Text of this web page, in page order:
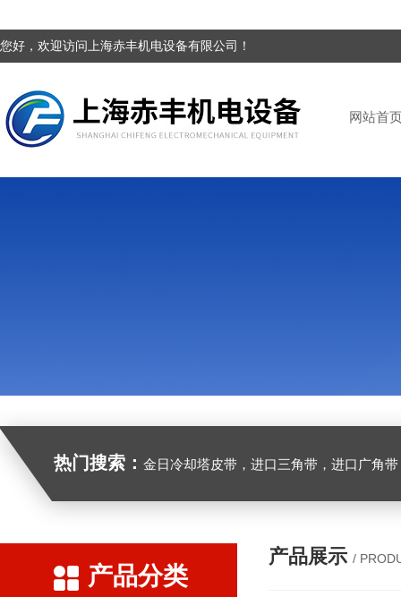
您好，欢迎访问上海赤丰机电设备有限公司！
网站首
热门搜索： 金日冷却塔皮带，进口三角带，进口广角带，进口同步带，进口空压机皮
产品分类
产品展示 /